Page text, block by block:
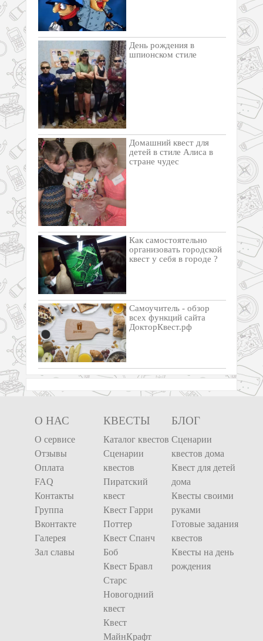
День рождения в
шпионском стиле
Домашний квест для
детей в стиле Алиса в
стране чудес
Как самостоятельно
организовать городской
квест у себя в городе ?
Самоучитель - обзор
всех функций сайта
ДокторКвест.рф
О НАС
О сервисе
Отзывы
Оплата
FAQ
Контакты
Группа
Вконтакте
Галерея
Зал славы
КВЕСТЫ
Каталог квестов
Сценарии
квестов
Пиратский
квест
Квест Гарри
Поттер
Квест Спанч
Боб
Квест Бравл
Старс
Новогодний
квест
Квест
МайнКрафт
БЛОГ
Сценарии
квестов дома
Квест для детей
дома
Квесты своими
руками
Готовые задания
квестов
Квесты на день
рождения